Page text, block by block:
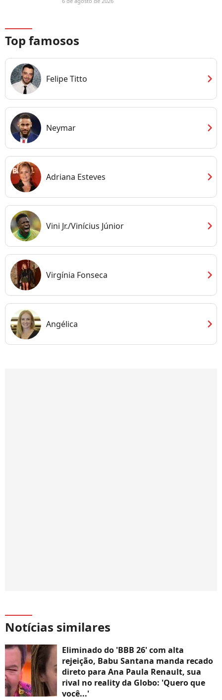
Top famosos
Felipe Titto chevron_right
Neymar chevron_right
Adriana Esteves chevron_right
Vini Jr./Vinícius Júnior chevron_right
Virgínia Fonseca chevron_right
Angélica chevron_right
Notícias similares
Eliminado do 'BBB 26' com alta
rejeição, Babu Santana manda recado
direto para Ana Paula Renault, sua
rival no reality da Globo: 'Quero que
você...'